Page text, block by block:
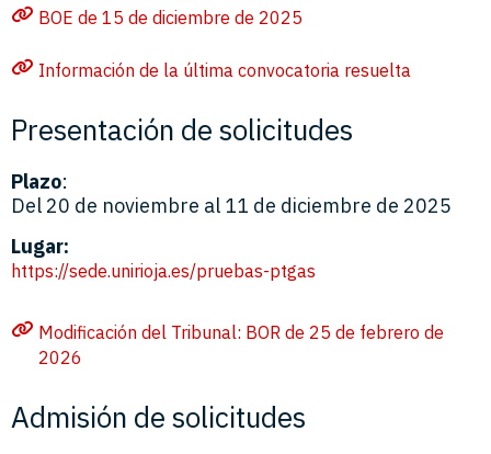
BOE de 15 de diciembre de 2025
Información de la última convocatoria resuelta
Presentación de solicitudes
Plazo:
Del 20 de noviembre al 11 de diciembre de 2025
Lugar:
https://sede.unirioja.es/pruebas-ptgas
Modificación del Tribunal: BOR de 25 de febrero de
2026
Admisión de solicitudes